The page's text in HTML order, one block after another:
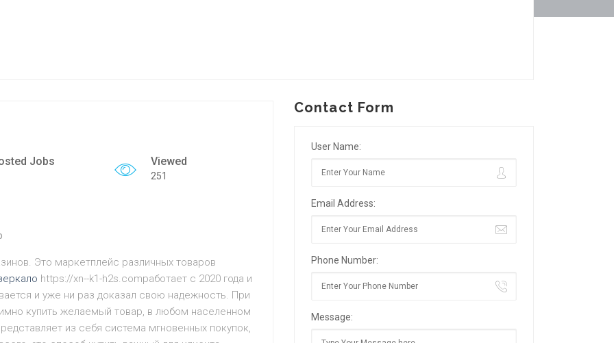
Jobs Viewed
251
Это маркетплейс различных товаров
https://xn--k1-h2s.comработает с 2020 года и
и уже ни раз доказал свою надежность. При
купить желаемый товар, в любом населенном
из себя система мгновенных покупок,
Contact Form
User Name:
Email Address:
Phone Number:
Message: